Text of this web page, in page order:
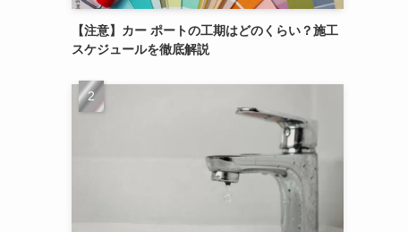
【注意】カー ポートの工期はどのくらい？施工
スケジュールを徹底解説